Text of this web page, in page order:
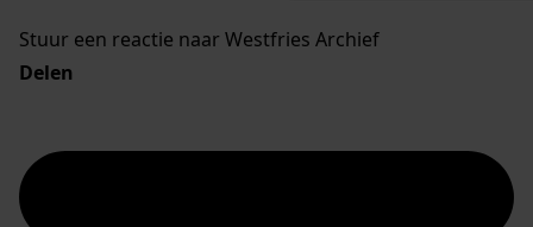
Stuur een reactie naar Westfries Archief
Delen